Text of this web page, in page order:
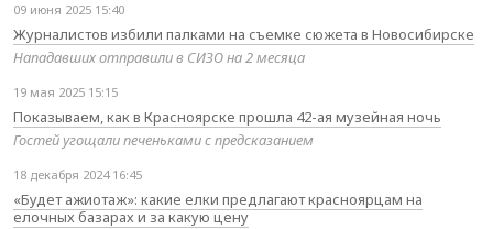
09 июня 2025 15:40
Журналистов избили палками на съемке сюжета в Новосибирске
Нападавших отправили в СИЗО на 2 месяца
19 мая 2025 15:15
Показываем, как в Красноярске прошла 42-ая музейная ночь
Гостей угощали печеньками с предсказанием
18 декабря 2024 16:45
«Будет ажиотаж»: какие елки предлагают красноярцам на
елочных базарах и за какую цену